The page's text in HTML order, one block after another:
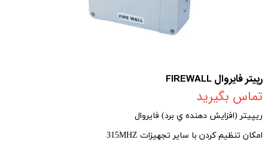
رپیتر فایروال FIREWALL
تماس بگیرید
ریپیتر (افزایش دهنده ي برد) فایروال
امکان تنظیم کردن با سایر تجهیزات 315 MHZ